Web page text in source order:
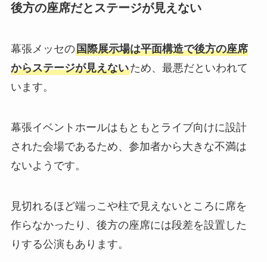
後方の座席だとステージが見えない
幕張メッセの国際展示場は平面構造で後方の座席
からステージが見えないため、最悪だといわれて
います。
幕張イベントホールはもともとライブ向けに設計
された会場であるため、参加者から大きな不満は
ないようです。
見切れるほど端っこや柱で見えないところに席を
作らなかったり、後方の座席には段差を設置した
りする公演もあります。